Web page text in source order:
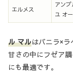
エルメス
アン
ユ オ
ル マルはバニラ×ラ
甘さの中にフゼア
にも最適です。